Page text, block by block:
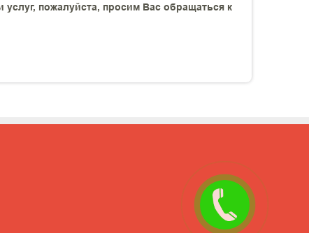
пожалуйста, просим Вас обращаться к